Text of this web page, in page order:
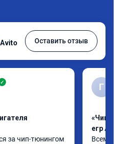
Avito Оставить отзыв
✓
за чип-тюнингом
Г
«Чип
егр
Всем